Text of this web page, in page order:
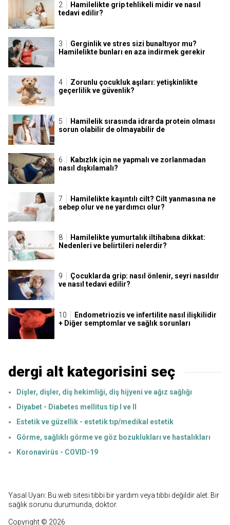
Hamilelikte grip tehlikeli midir ve nasıl
tedavi edilir?
Gerginlik ve stres sizi bunaltıyor mu?
Hamilelikte bunları en aza indirmek gerekir
Zorunlu çocukluk aşıları: yetişkinlikte
geçerlilik ve güvenlik?
Hamilelik sırasında idrarda protein olması
sorun olabilir de olmayabilir de
Kabızlık için ne yapmalı ve zorlanmadan
nasıl dışkılamalı?
Hamilelikte kaşıntılı cilt? Cilt yanmasına ne
sebep olur ve ne yardımcı olur?
Hamilelikte yumurtalık iltihabına dikkat:
Nedenleri ve belirtileri nelerdir?
Çocuklarda grip: nasıl önlenir, seyri nasıldır
ve nasıl tedavi edilir?
Endometriozis ve infertilite nasıl ilişkilidir
+ Diğer semptomlar ve sağlık sorunları
dergi alt kategorisini seç
Dişler, dişler, diş hekimliği, diş hijyeni ve ağız sağlığı
Diyabet - Diabetes mellitus tip I ve II
Estetik ve güzellik - estetik tıp/medikal estetik
Görme, sağlıklı görme ve göz bozuklukları ve hastalıkları
Koronavirüs - COVID-19
Yasal Uyarı: Bu web sitesi tıbbi bir yardım veya tıbbi değildir alet. Bir
sağlık sorunu durumunda, doktor.
Copyright © 2026